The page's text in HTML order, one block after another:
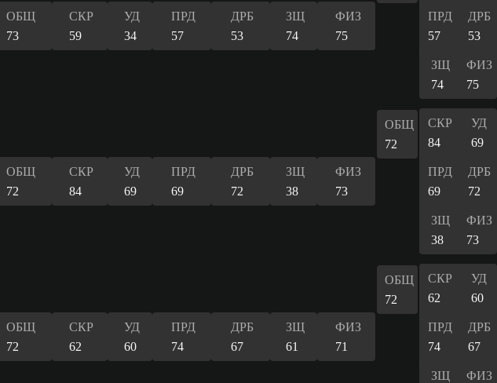
ОБЩ
73
СКР
59
УД
34
ПРД
57
ДРБ
53
ЗЩ
74
ФИЗ
75
ПРД
57
ДРБ
53
ЗЩ
74
ФИЗ
75
ОБЩ
72
СКР
84
УД
69
ПРД
69
ДРБ
72
ЗЩ
38
ФИЗ
73
ОБЩ
72
СКР
84
УД
69
ПРД
69
ДРБ
72
ЗЩ
38
ФИЗ
73
ОБЩ
72
СКР
62
УД
60
ПРД
74
ДРБ
67
ЗЩ
61
ФИЗ
71
ОБЩ
72
СКР
62
УД
60
ПРД
74
ДРБ
67
ЗЩ
ФИЗ